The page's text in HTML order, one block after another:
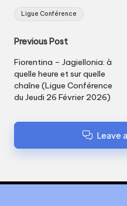
Tags:
Ligue Conférence
Post
navigation
Previous Post
Fiorentina – Jagiellonia: à
quelle heure et sur quelle
chaîne (Ligue Conférence
du Jeudi 26 Février 2026)
Leave